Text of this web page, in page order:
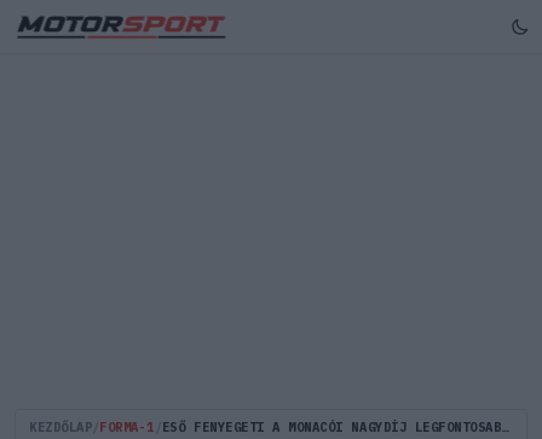
KEZDŐLAP FORMA-1 ESŐ FENYEGETI A MONACÓI NAGYDÍJ LEGFONTOSABB ESEMÉNYEIT